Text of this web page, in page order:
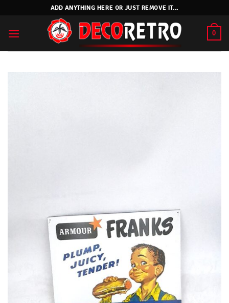
content
ADD ANYTHING HERE OR JUST REMOVE IT...
0